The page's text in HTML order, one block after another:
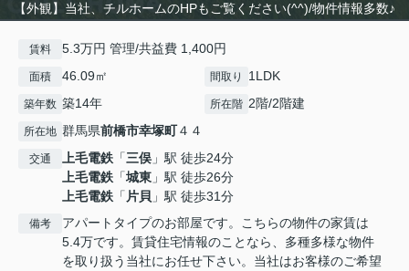
【外観】当社、チルホームのHPもご覧ください(^^)/物件情報多数♪
賃料 5.3万円 管理/共益費 1,400円
面積 46.09㎡ 間取り 1LDK
築年数 築14年 所在階 2階/2階建
所在地 群馬県前橋市幸塚町４４
交通 上毛電鉄 「三俣 」駅 徒歩24分
上毛電鉄 「城東 」駅 徒歩26分
上毛電鉄 「片貝 」駅 徒歩31分
備考
アパートタイプのお部屋です。こちらの物件の家賃は
5.4万です。賃貸住宅情報のことなら、多種多様な物件
を取り扱う当社にお任せ下さい。当社はお客様のご希望